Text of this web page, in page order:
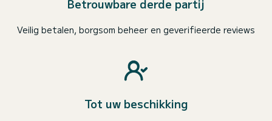
Betrouwbare derde partij
Veilig betalen, borgsom beheer en geverifieerde reviews
Tot uw beschikking